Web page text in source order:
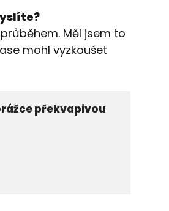
Měl jsem to
mohl vyzkoušet
překvapivou